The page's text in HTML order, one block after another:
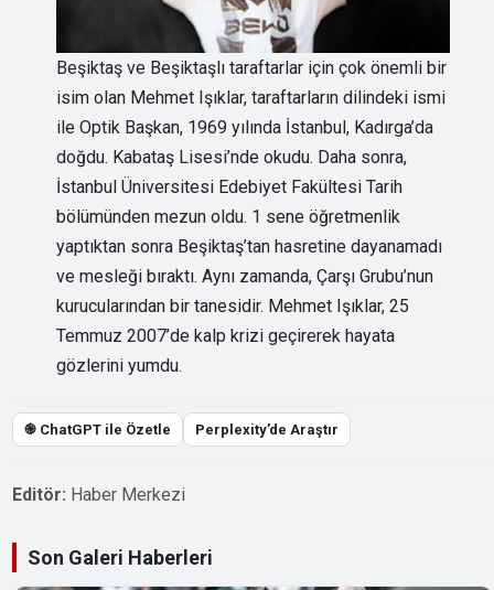
Beşiktaş ve Beşiktaşlı taraftarlar için çok önemli bir
isim olan Mehmet Işıklar, taraftarların dilindeki ismi
ile Optik Başkan, 1969 yılında İstanbul, Kadırga’da
doğdu. Kabataş Lisesi’nde okudu. Daha sonra,
İstanbul Üniversitesi Edebiyet Fakültesi Tarih
bölümünden mezun oldu. 1 sene öğretmenlik
yaptıktan sonra Beşiktaş’tan hasretine dayanamadı
ve mesleği bıraktı. Aynı zamanda, Çarşı Grubu’nun
kurucularından bir tanesidir. Mehmet Işıklar, 25
Temmuz 2007’de kalp krizi geçirerek hayata
gözlerini yumdu.
֎ ChatGPT ile Özetle Perplexity’de Araştır
Editör: Haber Merkezi
Son Galeri Haberleri